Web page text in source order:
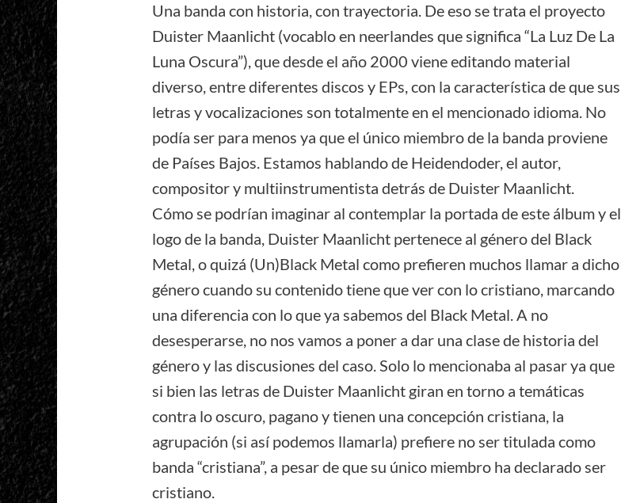
Una banda con historia, con trayectoria. De eso se trata el proyecto
Duister Maanlicht (vocablo en neerlandes que significa “La Luz De La
Luna Oscura”), que desde el año 2000 viene editando material
diverso, entre diferentes discos y EPs, con la característica de que sus
letras y vocalizaciones son totalmente en el mencionado idioma. No
podía ser para menos ya que el único miembro de la banda proviene
de Países Bajos. Estamos hablando de Heidendoder, el autor,
compositor y multiinstrumentista detrás de Duister Maanlicht.
Cómo se podrían imaginar al contemplar la portada de este álbum y el
logo de la banda, Duister Maanlicht pertenece al género del Black
Metal, o quizá (Un)Black Metal como prefieren muchos llamar a dicho
género cuando su contenido tiene que ver con lo cristiano, marcando
una diferencia con lo que ya sabemos del Black Metal. A no
desesperarse, no nos vamos a poner a dar una clase de historia del
género y las discusiones del caso. Solo lo mencionaba al pasar ya que
si bien las letras de Duister Maanlicht giran en torno a temáticas
contra lo oscuro, pagano y tienen una concepción cristiana, la
agrupación (si así podemos llamarla) prefiere no ser titulada como
banda “cristiana”, a pesar de que su único miembro ha declarado ser
cristiano.